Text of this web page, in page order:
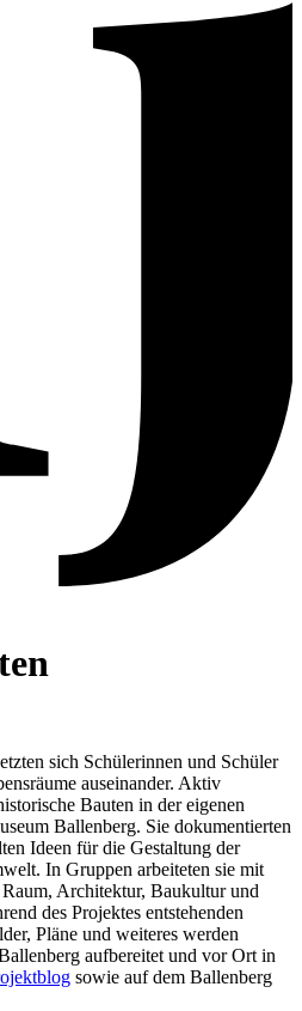
sich Schülerinnen und Schüler
auseinander. Aktiv
Bauten in der eigenen
Ballenberg. Sie dokumentierten
Ideen für die Gestaltung der
In Gruppen arbeiteten sie mit
Architektur, Baukultur und
des Projektes entstehenden
Pläne und weiteres werden
aufbereitet und vor Ort in
sowie auf dem Ballenberg